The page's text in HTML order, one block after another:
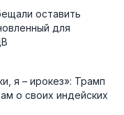
оставить
для
я – ирокез»: Трамп
о своих индейских